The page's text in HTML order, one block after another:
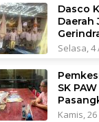
Dasco
Daerah
Selasa, 4
SK
Kamis,